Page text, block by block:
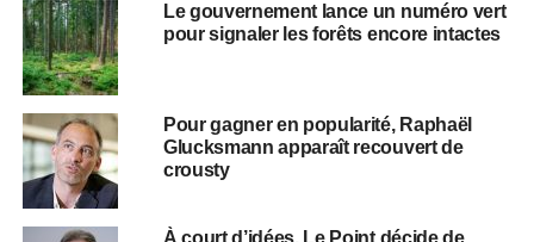
Le gouvernement lance un numéro vert
pour signaler les forêts encore intactes
Pour gagner en popularité, Raphaël
Glucksmann apparaît recouvert de
crousty